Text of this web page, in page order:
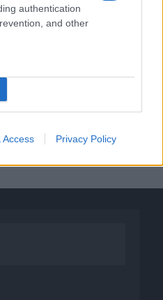
authentication
and other
Access Privacy Policy